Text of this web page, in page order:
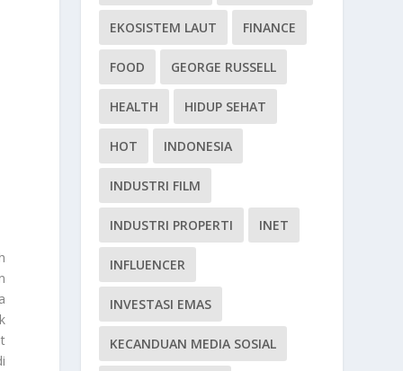
EKOSISTEM LAUT FINANCE
FOOD GEORGE RUSSELL
HEALTH HIDUP SEHAT
HOT INDONESIA
INDUSTRI FILM
INDUSTRI PROPERTI INET
INFLUENCER
INVESTASI EMAS
KECANDUAN MEDIA SOSIAL